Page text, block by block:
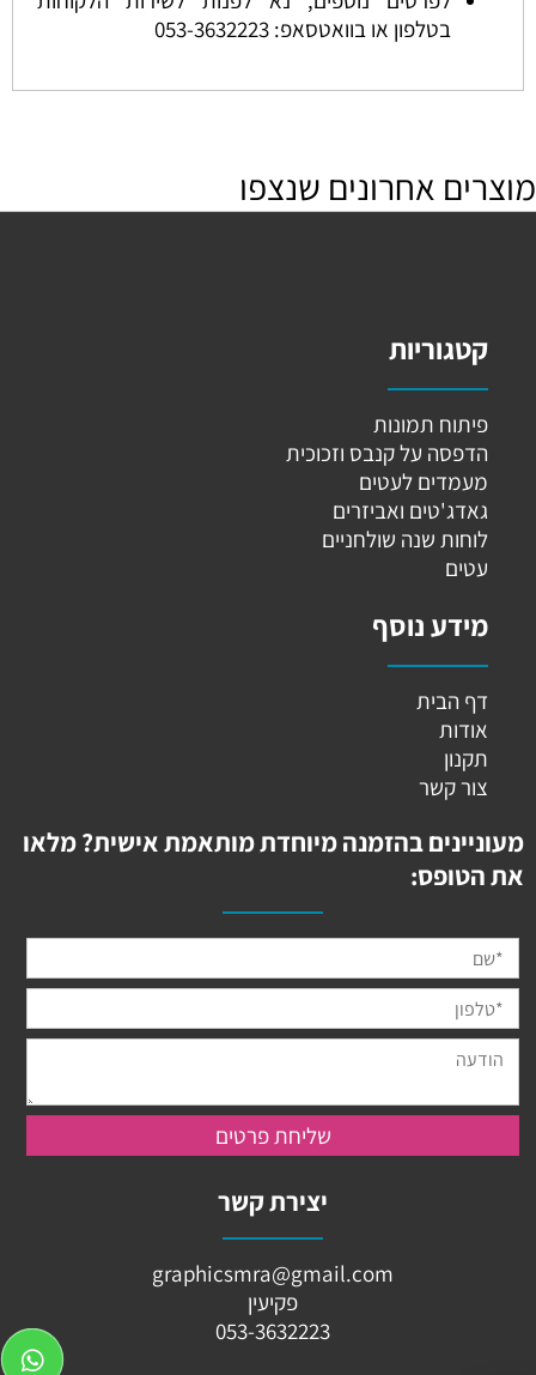
בטלפון או בוואטסאפ: 053-3632223
מוצרים אחרונים שנצפו
קטגוריות
פיתוח תמונות
הדפסה על קנבס וזכוכית
מעמדים לעטים
גאדג'טים ואביזרים
לוחות שנה שולחניים
עטים
מידע נוסף
דף הבית
אודות
תקנון
צור קשר
מעוניינים בהזמנה מיוחדת מותאמת אישית? מלאו
את הטופס:
יצירת קשר
graphicsmra@gmail.com
פקיעין
053-3632223